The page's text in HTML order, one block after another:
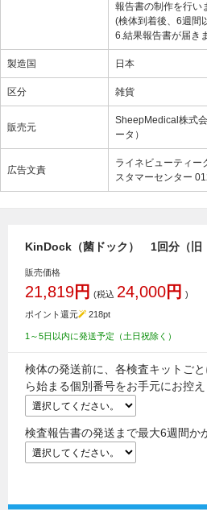
報告書の制作を行い
(検体到着後、6週間
6.結果報告書が届き
製造国 日本
区分 雑貨
販売元
SheepMedical株式
ータ）
広告文責
ライネビューティー
スタマーセンター
KinDock（菌ドック） 1回分（旧
販売価格
21,819円 (税込 24,000円 )
ポイント還元 218pt
1～5日以内に発送予定（土日祝除く）
検体の発送前に、各検査キットご
ら始まる個別番号をお手元にお控
検査報告書の発送まで最大6週間か